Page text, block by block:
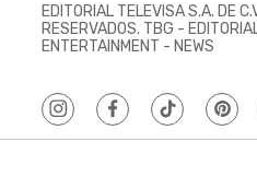
EDITORIAL TELEVISA S.A. DE
RESERVADOS. TBG -
ENTERTAINMENT - NEWS
instagramfacebooktiktok